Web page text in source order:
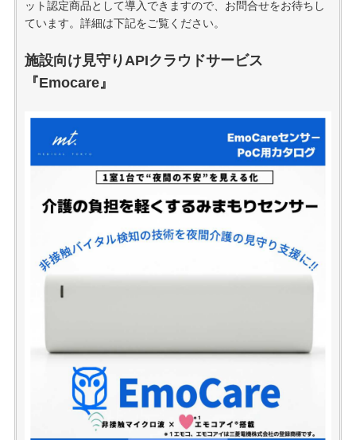
ット認定商品として導入できますので、お問合せをお待ちし
ています。詳細は下記をご覧ください。
施設向け見守りAPIクラウドサービス
『Emocare』